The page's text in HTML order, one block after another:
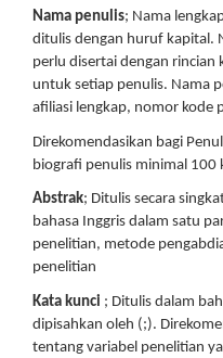
Nama penulis; Nama
ditulis dengan huruf kapital.
perlu disertai dengan rincian
untuk setiap penulis. Nama
afiliasi lengkap, nomor kode
Direkomendasikan bagi
biografi penulis minimal 100
Abstrak; Ditulis secara
bahasa Inggris dalam satu
penelitian, metode
penelitian
Kata kunci ; Ditulis dalam
dipisahkan oleh (;).
tentang variabel penelitian